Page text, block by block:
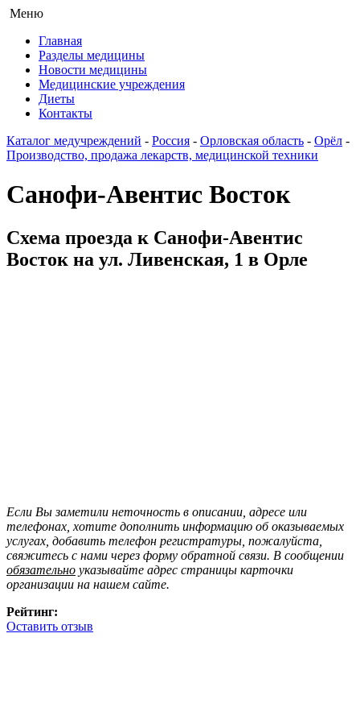
Меню
Главная
Разделы медицины
Новости медицины
Медицинские учреждения
Диеты
Контакты
Каталог медучреждений - Россия - Орловская область - Орёл -
Производство, продажа лекарств, медицинской техники
Санофи-Авентис Восток
Схема проезда к Санофи-Авентис
Восток на ул. Ливенская, 1 в Орле
Если Вы заметили неточность в описании, адресе или
телефонах, хотите дополнить информацию об оказываемых
услугах, добавить телефон регистратуры, пожалуйста,
свяжитесь с нами через форму обратной связи. В сообщении
обязательно указывайте адрес страницы карточки
организации на нашем сайте.
Рейтинг:
Оставить отзыв